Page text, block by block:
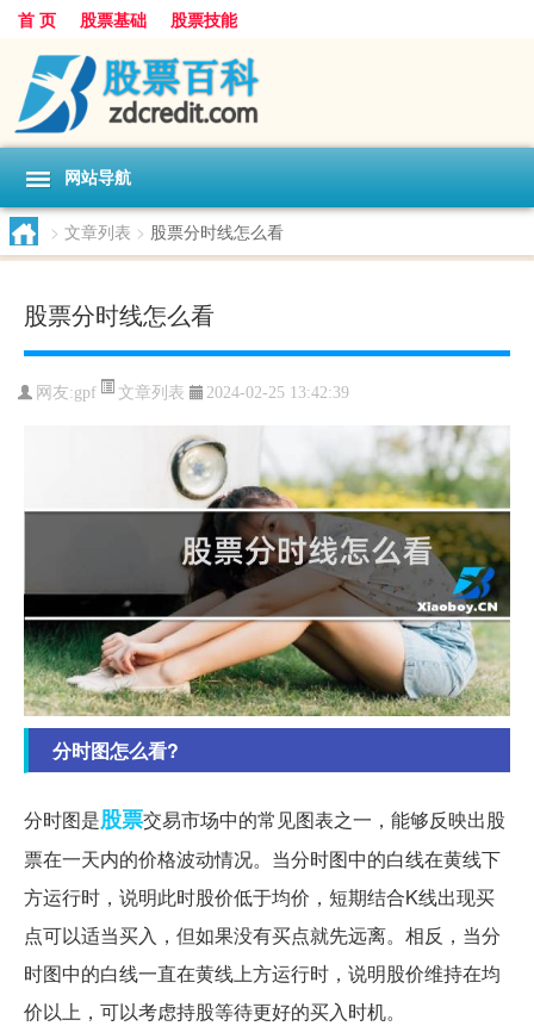
首 页 股票基础 股票技能
网站导航
> 文章列表 > 股票分时线怎么看
股票分时线怎么看
网友:gpf 文章列表 2024-02-25 13:42:39
分时图怎么看?
分时图是股票交易市场中的常见图表之一，能够反映出股
票在一天内的价格波动情况。当分时图中的白线在黄线下
方运行时，说明此时股价低于均价，短期结合K线出现买
点可以适当买入，但如果没有买点就先远离。相反，当分
时图中的白线一直在黄线上方运行时，说明股价维持在均
价以上，可以考虑持股等待更好的买入时机。